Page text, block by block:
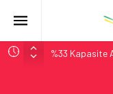
Çekya
České dráhy